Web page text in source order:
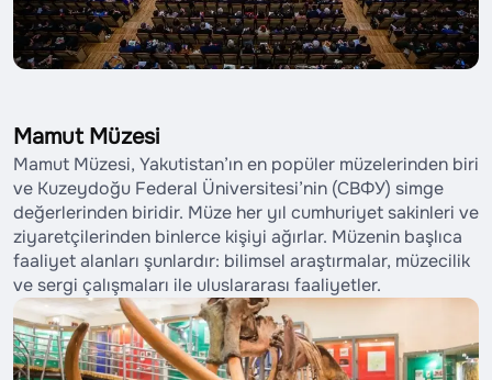
Mamut Müzesi
Mamut Müzesi, Yakutistan’ın en popüler müzelerinden biri
ve Kuzeydoğu Federal Üniversitesi’nin (СВФУ) simge
değerlerinden biridir. Müze her yıl cumhuriyet sakinleri ve
ziyaretçilerinden binlerce kişiyi ağırlar. Müzenin başlıca
faaliyet alanları şunlardır: bilimsel araştırmalar, müzecilik
ve sergi çalışmaları ile uluslararası faaliyetler.